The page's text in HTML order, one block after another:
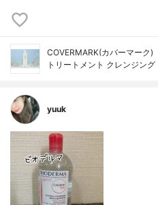
COVERMARK(カバーマーク)
トリートメント クレンジング
yuuk